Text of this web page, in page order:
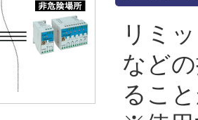
リミ
など
るこ